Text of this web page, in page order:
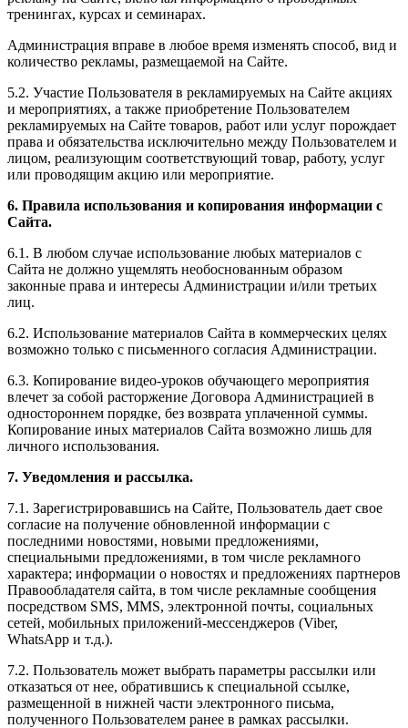
тренингах, курсах и семинарах.
Администрация вправе в любое время изменять способ, вид и
количество рекламы, размещаемой на Сайте.
5.2. Участие Пользователя в рекламируемых на Сайте акциях
и мероприятиях, а также приобретение Пользователем
рекламируемых на Сайте товаров, работ или услуг порождает
права и обязательства исключительно между Пользователем и
лицом, реализующим соответствующий товар, работу, услуг
или проводящим акцию или мероприятие.
6. Правила использования и копирования информации с
Сайта.
6.1. В любом случае использование любых материалов с
Сайта не должно ущемлять необоснованным образом
законные права и интересы Администрации и/или третьих
лиц.
6.2. Использование материалов Сайта в коммерческих целях
возможно только с письменного согласия Администрации.
6.3. Копирование видео-уроков обучающего мероприятия
влечет за собой расторжение Договора Администрацией в
одностороннем порядке, без возврата уплаченной суммы.
Копирование иных материалов Сайта возможно лишь для
личного использования.
7. Уведомления и рассылка.
7.1. Зарегистрировавшись на Сайте, Пользователь дает свое
согласие на получение обновленной информации с
последними новостями, новыми предложениями,
специальными предложениями, в том числе рекламного
характера; информации о новостях и предложениях партнеров
Правообладателя сайта, в том числе рекламные сообщения
посредством SMS, MMS, электронной почты, социальных
сетей, мобильных приложений-мессенджеров (Viber,
WhatsApp и т.д.).
7.2. Пользователь может выбрать параметры рассылки или
отказаться от нее, обратившись к специальной ссылке,
размещенной в нижней части электронного письма,
полученного Пользователем ранее в рамках рассылки.